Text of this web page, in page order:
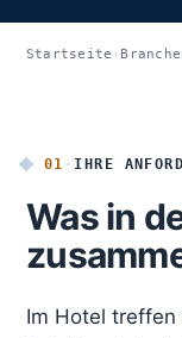
Startseite ›
01 · IHRE
Was in
Im Hotel